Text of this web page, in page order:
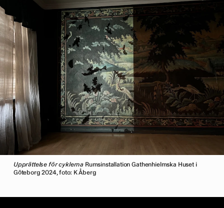
Upprättelse för cyklerna Rumsinstallation Gathenhielmska Huset i
Göteborg 2024, foto: K Åberg